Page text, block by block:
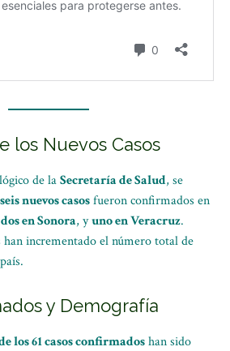
los Nuevos Casos
de laSecretaría de Salud, se
nuevos casosfueron confirmados en
dos en Sonora, yuno en Veracruz.
han incrementado el número total de
y Demografía
los 61 casos confirmadoshan sido